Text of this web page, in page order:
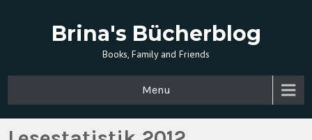
Brina's Bücherblog
Books, Family and Friends
Menu